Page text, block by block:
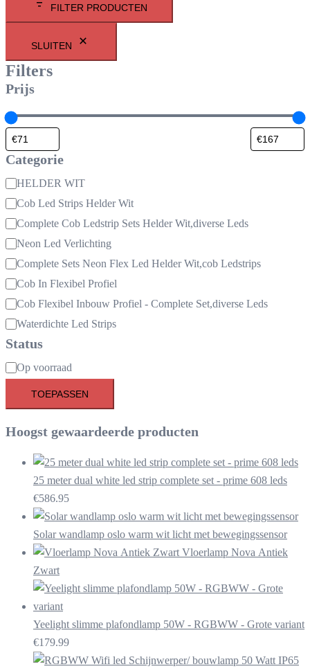
FILTER PRODUCTEN
SLUITEN
Filters
Prijs
Categorie
Categorie
HELDER WIT
Cob Led Strips Helder Wit
Complete Cob Ledstrip Sets Helder Wit,diverse Leds
Neon Led Verlichting
Complete Sets Neon Flex Led Helder Wit,cob Ledstrips
Cob In Flexibel Profiel
Cob Flexibel Inbouw Profiel - Complete Set,diverse Leds
Waterdichte Led Strips
Status
Beschikbaarheid
Op voorraad
TOEPASSEN
Hoogst gewaardeerde producten
25 meter dual white led strip complete set - prime 608 leds
€586.95
Solar wandlamp oslo warm wit licht met bewegingssensor
Vloerlamp Nova Antiek
Zwart
Yeelight slimme plafondlamp 50W - RGBWW - Grote variant
€179.99